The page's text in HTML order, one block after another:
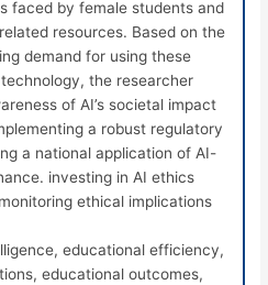
faced by female students and
resources. Based on the
demand for using these
the researcher
of AI’s societal impact
a robust regulatory
a national application of AI-
investing in AI ethics
ethical implications.
educational efficiency,
educational outcomes,